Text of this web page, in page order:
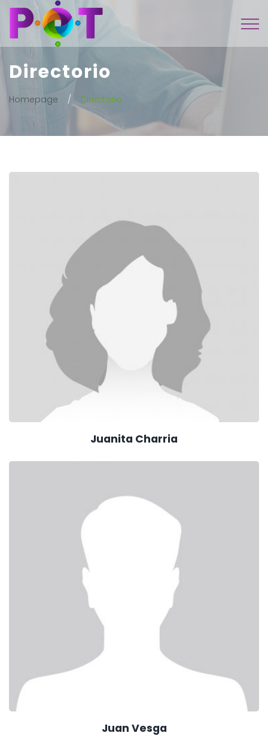
Directorio
Homepage Directorio
Juanita Charria
Juan Vesga